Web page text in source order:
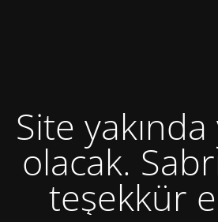
Site yakında
olacak.
teşekkür